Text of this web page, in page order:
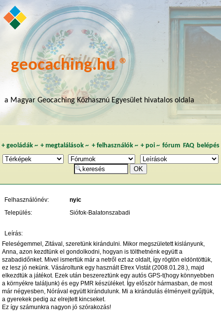
geocaching.hu ®
a Magyar Geocaching Közhasznú Egyesület hivatalos oldala
+ geoládák~ +megtalálások ~ + felhasználók~ + poi~ fórum FAQ belépés
Felhasználónév:
nyic
Település:
Siófok-Balatonszabadi
Leírás:
Feleségemmel, Zitával, szeretünk kirándulni. Mikor megszületett kislányunk,
Anna, azon kezdtünk el gondolkodni, hogyan is tölthetnénk együtt a
szabadidőnket. Mivel ismertük már a netről ezt az oldalt, így rögtön eldöntöttük,
ez lesz jó nekünk. Vásároltunk egy használt Etrex Vistát (2008.01.28.), majd
elkezdtük a játékot. Ezek után beszereztünk egy autós GPS-t(hogy könnyebben
a környékre találjunk) és egy PMR készüléket. Így először hármasban, de most
már négyesben, Nórával együtt kirándulunk. Mi a kirándulás élményeit gyűjtjük,
a gyerekek pedig az elrejtett kincseket.
Ez így számunkra nagyon jó szórakozás!